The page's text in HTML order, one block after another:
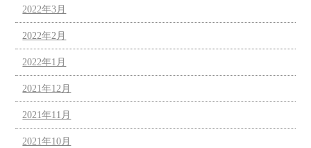
2022年3月
2022年2月
2022年1月
2021年12月
2021年11月
2021年10月